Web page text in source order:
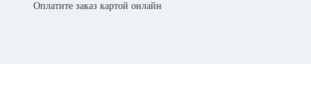
Оплатите заказ картой онлайн